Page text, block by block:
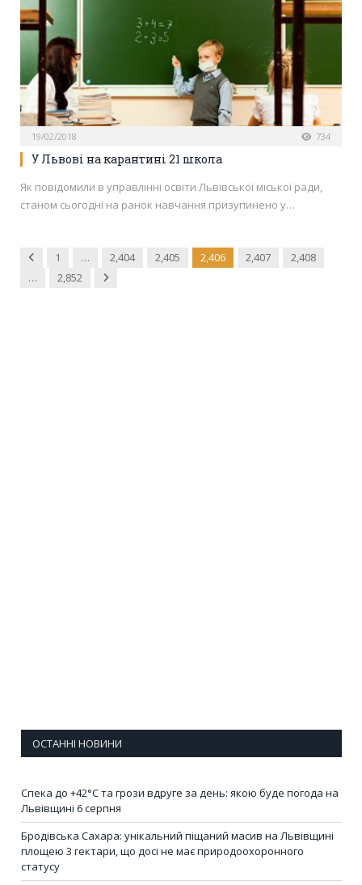
19/02/2018 734
У Львові на карантині 21 школа
Як повідомили в управлінні освіти Львівської міської ради,
станом сьогодні на ранок навчання призупинено у…
Previous
1 … 2,404 2,405 2,406 2,407
2,408
…
2,852 Next
ОСТАННІ НОВИНИ
Спека до +42°C та грози вдруге за день: якою буде погода на
Львівщині 6 серпня
Бродівська Сахара: унікальний піщаний масив на Львівщині
площею 3 гектари, що досі не має природоохоронного
статусу